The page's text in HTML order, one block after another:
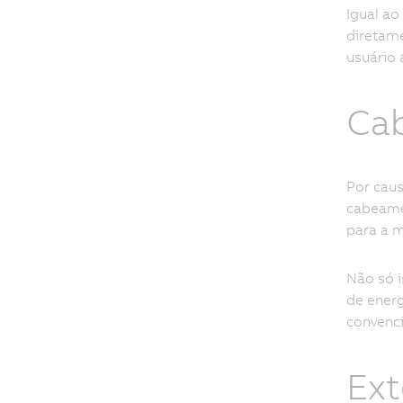
Igual
usuário
Por
para a
Não só
de